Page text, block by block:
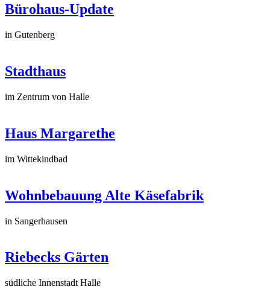
Bürohaus-Update
in Gutenberg
Stadthaus
im Zentrum von Halle
Haus Margarethe
im Wittekindbad
Wohnbebauung Alte Käsefabrik
in Sangerhausen
Riebecks Gärten
südliche Innenstadt Halle